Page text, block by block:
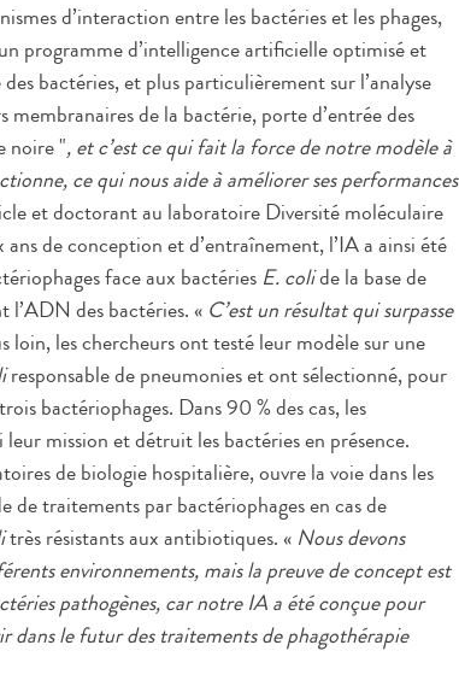
d’interaction entre les bactéries et les phages,
programme d’intelligence artificielle optimisé et
bactéries, et plus particulièrement sur l’analyse
membranaires de la bactérie, porte d’entrée des
noire ", et c’est ce qui fait la force de notre modèle à
ce qui nous aide à améliorer ses performances
et doctorant au laboratoire Diversité moléculaire
de conception et d’entraînement, l’IA a ainsi été
face aux bactéries E. colide la base de
l’ADN des bactéries. « C’est un résultat qui surpasse
les chercheurs ont testé leur modèle sur une
responsable de pneumonies et ont sélectionné, pour
bactériophages. Dans 90 % des cas, les
mission et détruit les bactéries en présence.
de biologie hospitalière, ouvre la voie dans les
de traitements par bactériophages en cas de
très résistants aux antibiotiques. « Nous devons
environnements, mais la preuve de concept est
pathogènes, car notre IA a été conçue pour
dans le futur des traitements de phagothérapie